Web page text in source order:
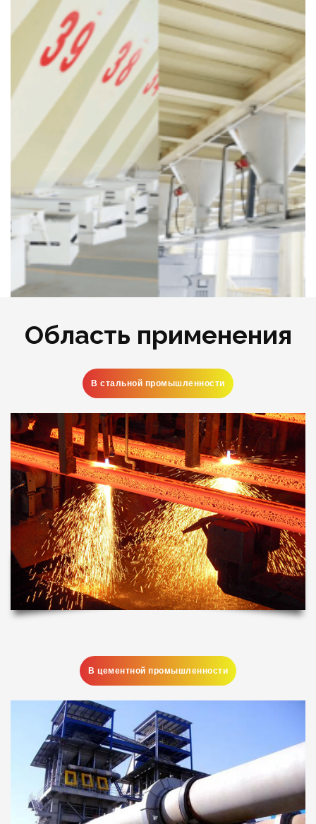
ООО RS Огнеупорные материалы
(огнеупоры),
Основная продукция нашей
компании – это различные
виды формованных
и
неформованных изделий
, которые широко
используются в металлургии,
электроэнергетике, нефтехимии и других
отраслях промышленности. Наша компания
имеет полностью автоматическую
интеллектуальную линию по производству
неформованных огнеупоров с годовой
производительностью 80000 т. Наша
продукция продаётся в более чем 60 странах
мира и получила хорошую оценку клиентов.
Область применения
В стальной промышленности
В цементной промышленности